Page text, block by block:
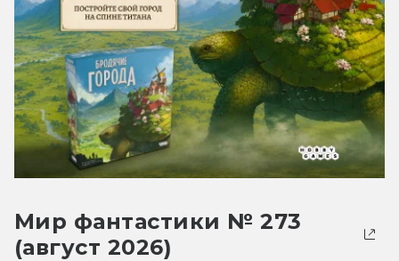
Мир фантастики № 273
(август 2026)